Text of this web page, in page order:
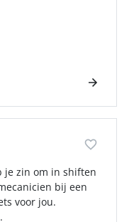
je zin om in shiften
bij een
voor jou.